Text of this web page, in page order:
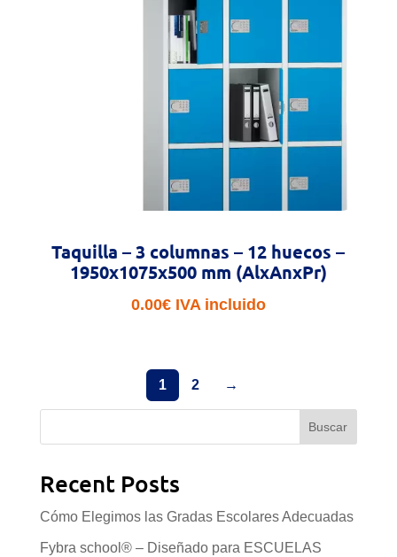
Taquilla – 3 columnas – 12 huecos –
1950x1075x500 mm (AlxAnxPr)
0.00€ IVA incluido
1 2 →
Buscar
Recent Posts
Cómo Elegimos las Gradas Escolares Adecuadas
Fybra school® – Diseñado para ESCUELAS